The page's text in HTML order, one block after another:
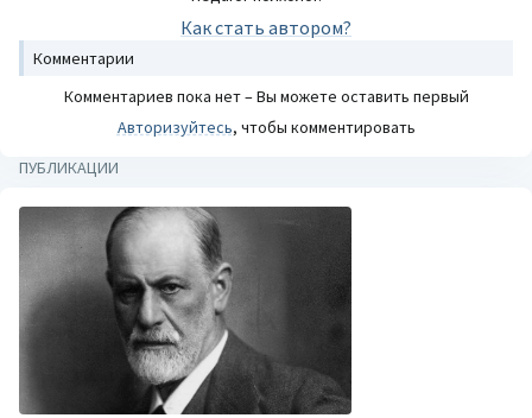
Как стать автором?
Комментарии
Комментариев пока нет – Вы можете оставить первый
Авторизуйтесь, чтобы комментировать
ПУБЛИКАЦИИ